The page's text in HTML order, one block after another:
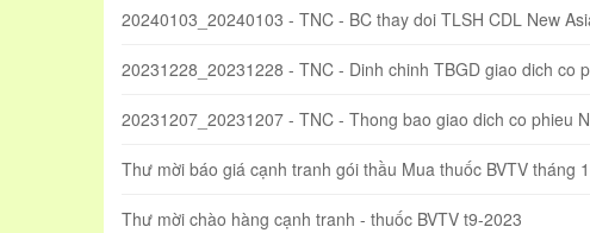
20240103_20240103 - TNC - BC thay doi TLSH CDL New
20231228_20231228 - TNC - Dinh chinh TBGD giao dich co
20231207_20231207 - TNC - Thong bao giao dich co phieu
Thư mời báo giá cạnh tranh gói thầu Mua thuốc BVTV tháng
Thư mời chào hàng cạnh tranh - thuốc BVTV t9-2023